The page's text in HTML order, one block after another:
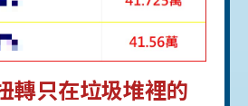
轉只在垃圾堆裡的